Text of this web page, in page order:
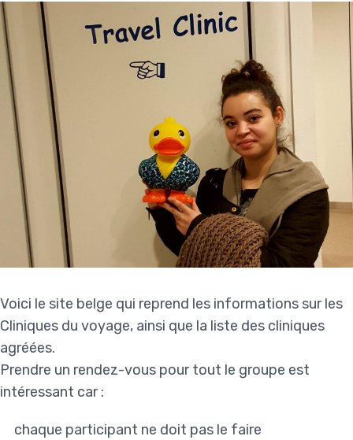
Voici le site belge qui reprend les informations sur les
Cliniques du voyage, ainsi que la liste des cliniques
agréées.
Prendre un rendez-vous pour tout le groupe est
intéressant car :
chaque participant ne doit pas le faire